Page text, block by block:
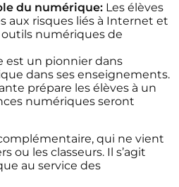
du numérique: Les élèves
aux risques liés à Internet et
numériques de
est un pionnier dans
dans ses enseignements.
prépare les élèves à un
numériques seront
qui ne vient
ou les classeurs. Il s’agit
au service des